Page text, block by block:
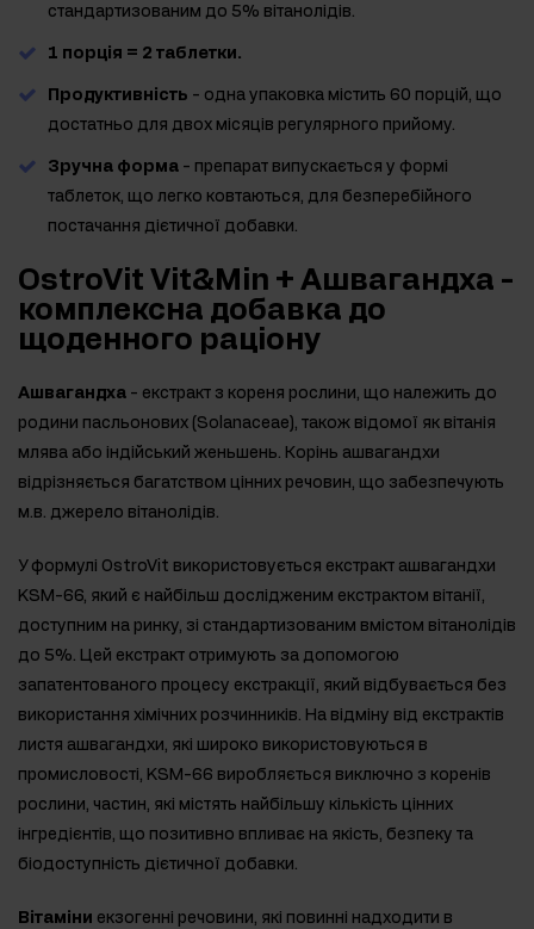
стандартизованим до 5% вітанолідів.
1 порція = 2 таблетки.
Продуктивність - одна упаковка містить 60 порцій, що
достатньо для двох місяців регулярного прийому.
Зручна форма - препарат випускається у формі
таблеток, що легко ковтаються, для безперебійного
постачання дієтичної добавки.
OstroVit Vit&Min + Ашвагандха -
комплексна добавка до
щоденного раціону
Ашвагандха - екстракт з кореня рослини, що належить до
родини пасльонових (Solanaceae), також відомої як вітанія
млява або індійський женьшень. Корінь ашвагандхи
відрізняється багатством цінних речовин, що забезпечують
м.в. джерело вітанолідів.
У формулі OstroVit використовується екстракт ашвагандхи
KSM-66, який є найбільш дослідженим екстрактом вітанії,
доступним на ринку, зі стандартизованим вмістом вітанолідів
до 5%. Цей екстракт отримують за допомогою
запатентованого процесу екстракції, який відбувається без
використання хімічних розчинників. На відміну від екстрактів
листя ашвагандхи, які широко використовуються в
промисловості, KSM-66 виробляється виключно з коренів
рослини, частин, які містять найбільшу кількість цінних
інгредієнтів, що позитивно впливає на якість, безпеку та
біодоступність дієтичної добавки.
Вітаміни екзогенні речовини, які повинні надходити в